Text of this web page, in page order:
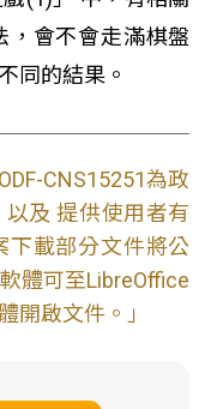
，會不會走滿棋盤
同的結果。
CNS15251為政
及 提供使用者有
下載部分文件將公
體可至LibreOffice
開啟文件。」